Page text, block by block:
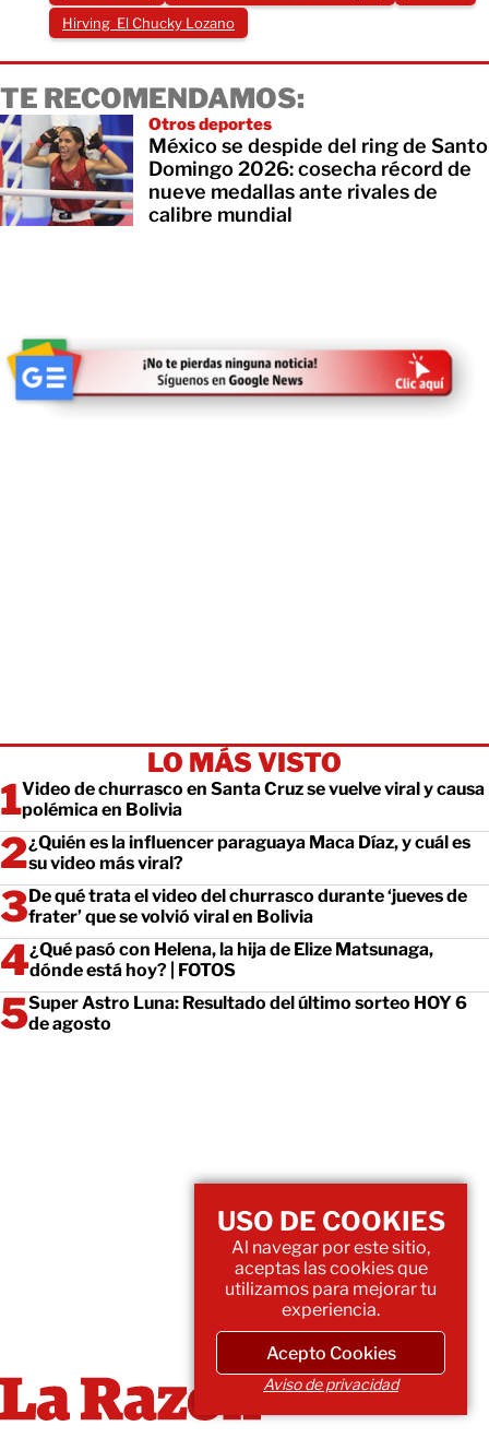
Hirving El Chucky Lozano
TE RECOMENDAMOS:
Otros deportes
México se despide del ring de Santo
Domingo 2026: cosecha récord de
nueve medallas ante rivales de
calibre mundial
LO MÁS VISTO
Video de churrasco en Santa Cruz se vuelve viral y causa
polémica en Bolivia
¿Quién es la influencer paraguaya Maca Díaz, y cuál es
su video más viral?
De qué trata el video del churrasco durante ‘jueves de
frater’ que se volvió viral en Bolivia
¿Qué pasó con Helena, la hija de Elize Matsunaga,
dónde está hoy? | FOTOS
Super Astro Luna: Resultado del último sorteo HOY 6
de agosto
USO DE COOKIES
Al navegar por este sitio,
aceptas las cookies que
utilizamos para mejorar tu
experiencia.
Acepto Cookies
Aviso de privacidad